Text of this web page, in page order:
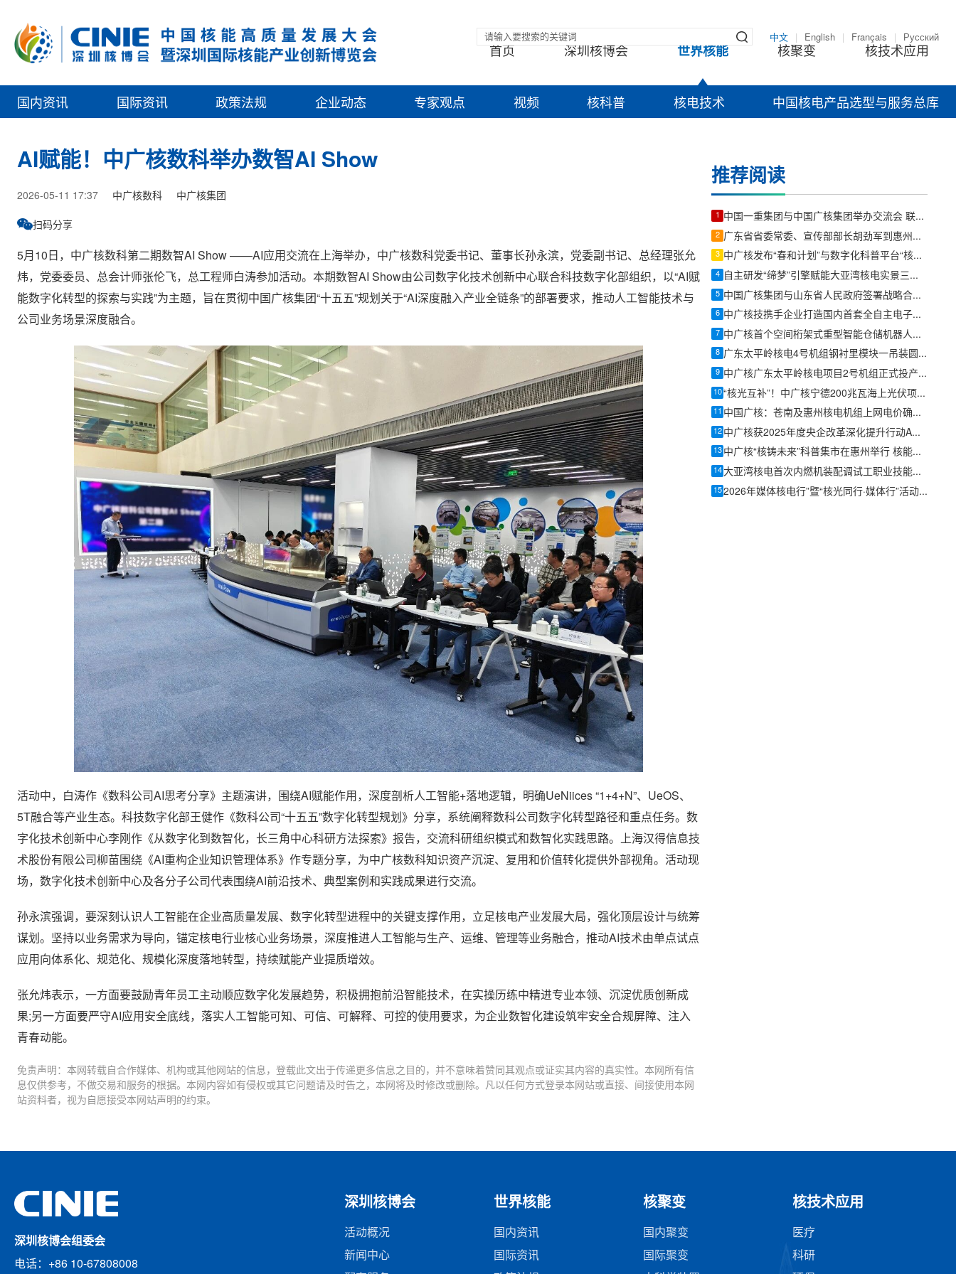
中文 English Français Русский
首页 深圳核博会 世界核能 核聚变 核技术应用
国内资讯 国际资讯 政策法规 企业动态 专家观点 视频 核科普 核电技术 中国核电产品选型与服务总库
AI赋能！中广核数科举办数智AI Show
2026-05-11 17:37 中广核数科 中广核集团
扫码分享
5月10日，中广核数科第二期数智AI Show ——AI应用交流在上海举办，中广核数科党委书记、董事长孙永滨，党委副书记、总经理张允
炜，党委委员、总会计师张伦飞，总工程师白涛参加活动。本期数智AI Show由公司数字化技术创新中心联合科技数字化部组织，以“AI赋
能数字化转型的探索与实践”为主题，旨在贯彻中国广核集团“十五五”规划关于“AI深度融入产业全链条”的部署要求，推动人工智能技术与
公司业务场景深度融合。
活动中，白涛作《数科公司AI思考分享》主题演讲，围绕AI赋能作用，深度剖析人工智能+落地逻辑，明确UeNiices “1+4+N”、UeOS、
5T融合等产业生态。科技数字化部王健作《数科公司“十五五”数字化转型规划》分享，系统阐释数科公司数字化转型路径和重点任务。数
字化技术创新中心李刚作《从数字化到数智化，长三角中心科研方法探索》报告，交流科研组织模式和数智化实践思路。上海汉得信息技
术股份有限公司柳苗围绕《AI重构企业知识管理体系》作专题分享，为中广核数科知识资产沉淀、复用和价值转化提供外部视角。活动现
场，数字化技术创新中心及各分子公司代表围绕AI前沿技术、典型案例和实践成果进行交流。
孙永滨强调，要深刻认识人工智能在企业高质量发展、数字化转型进程中的关键支撑作用，立足核电产业发展大局，强化顶层设计与统筹
谋划。坚持以业务需求为导向，锚定核电行业核心业务场景，深度推进人工智能与生产、运维、管理等业务融合，推动AI技术由单点试点
应用向体系化、规范化、规模化深度落地转型，持续赋能产业提质增效。
张允炜表示，一方面要鼓励青年员工主动顺应数字化发展趋势，积极拥抱前沿智能技术，在实操历练中精进专业本领、沉淀优质创新成
果;另一方面要严守AI应用安全底线，落实人工智能可知、可信、可解释、可控的使用要求，为企业数智化建设筑牢安全合规屏障、注入
青春动能。
免责声明：本网转载自合作媒体、机构或其他网站的信息，登载此文出于传递更多信息之目的，并不意味着赞同其观点或证实其内容的真实性。本网所有信
息仅供参考，不做交易和服务的根据。本网内容如有侵权或其它问题请及时告之，本网将及时修改或删除。凡以任何方式登录本网站或直接、间接使用本网
站资料者，视为自愿接受本网站声明的约束。
推荐阅读
1 中国一重集团与中国广核集团举办交流会 联合攻坚华龙一号2.0示范项目
2 广东省省委常委、宣传部部长胡劲军到惠州调研：向海图强加快推动海洋经济高质量发展
3 中广核发布“春和计划”与数字化科普平台“核谐星球”
4 自主研发“缔梦”引擎赋能大亚湾核电实景三维孪生平台试运行
5 中国广核集团与山东省人民政府签署战略合作协议
6 中广核技携手企业打造国内首套全自主电子束固化卷钢涂装产业链
7 中广核首个空间桁架式重型智能仓储机器人在宁德核电项目试点
8 广东太平岭核电4号机组钢衬里模块一吊装圆满收官
9 中广核广东太平岭核电项目2号机组正式投产发电
10 “核光互补”！中广核宁德200兆瓦海上光伏项目全容量并网发电
11 中国广核：苍南及惠州核电机组上网电价确认为0.4153元/千瓦时
12 中广核获2025年度央企改革深化提升行动A级评价
13 中广核“核铸未来”科普集市在惠州举行 核能知识走进亲子互动场景
14 大亚湾核电首次内燃机装配调试工职业技能等级认定圆满完成
15 2026年媒体核电行”暨“核光同行·媒体行”活动在中广核陆丰核电基地启动
深圳核博会组委会
电话：+86 10-67808008
深圳核博会
活动概况
新闻中心
世界核能
国内资讯
国际资讯
核聚变
国内聚变
国际聚变
核技术应用
医疗
科研